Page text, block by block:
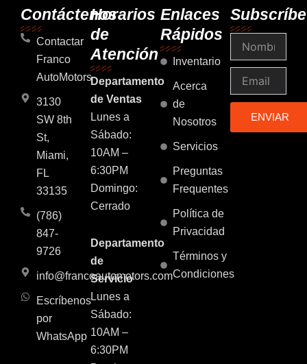
b
o
k
a
a
m
u
e
s
a
p
p
e
d
n
Contáctenos
Contactar
Franco
AutoMotors
3130
SW 8th
St,
Miami,
FL
33135
(786)
847-
9726
info@francoautomotors.com
Escríbenos
por
WhatsApp
Horarios
de
Atención
Departamento
de Ventas
Lunes a
Sábado:
10AM –
6:30PM
Domingo:
Cerrado
Departamento
de
Servicio
Lunes a
Sábado:
10AM –
6:30PM
Enlaces
Rápidos
Inventario
Acerca
de
Nosotros
Servicios
Preguntas
Frequentes
Política de
Privacidad
Términos y
Condiciones
ENVIAR